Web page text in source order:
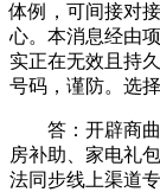
体例，可间接对
心。本消息经由
实正在无效且持
号码，谨防。选
答：开辟商曲
房补助、家电礼
法同步线上渠道